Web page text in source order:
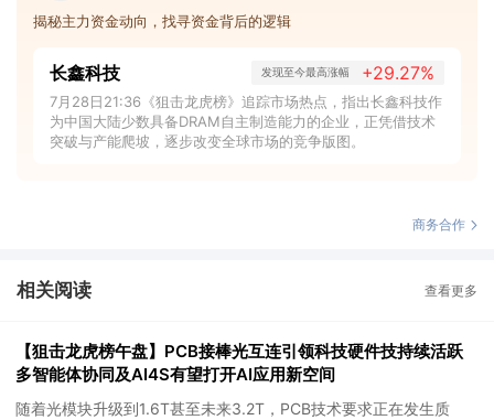
揭秘主力资金动向，找寻资金背后的逻辑
长鑫科技 发现至今最高涨幅 +29.27%
7月28日21:36《狙击龙虎榜》追踪市场热点，指出长鑫科技作
为中国大陆少数具备DRAM自主制造能力的企业，正凭借技术
突破与产能爬坡，逐步改变全球市场的竞争版图。
商务合作
相关阅读 查看更多
【狙击龙虎榜午盘】PCB接棒光互连引领科技硬件技持续活跃
多智能体协同及AI4S有望打开AI应用新空间
随着光模块升级到1.6T甚至未来3.2T，PCB技术要求正在发生质